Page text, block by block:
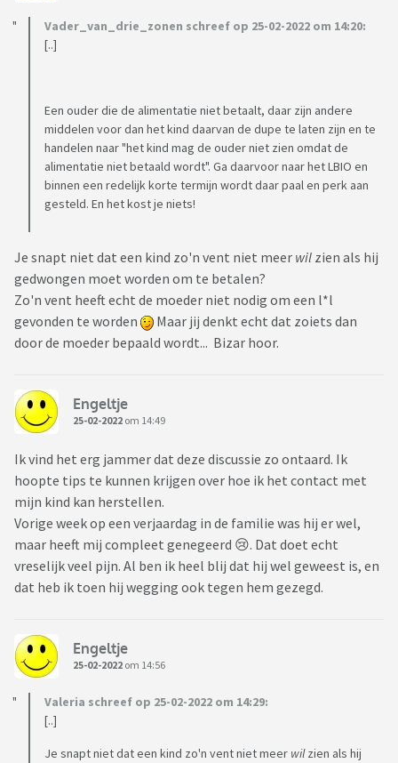
Vader_van_drie_zonen schreef op 25-02-2022 om 14:20:
[..]
Een ouder die de alimentatie niet betaalt, daar zijn andere
middelen voor dan het kind daarvan de dupe te laten zijn en te
handelen naar "het kind mag de ouder niet zien omdat de
alimentatie niet betaald wordt". Ga daarvoor naar het LBIO en
binnen een redelijk korte termijn wordt daar paal en perk aan
gesteld. En het kost je niets!
Je snapt niet dat een kind zo'n vent niet meer wil zien als hij
gedwongen moet worden om te betalen?
Zo'n vent heeft echt de moeder niet nodig om een l*l
gevonden te worden
Maar jij denkt echt dat zoiets dan
door de moeder bepaald wordt... Bizar hoor.
Engeltje
25-02-2022 om 14:49
Ik vind het erg jammer dat deze discussie zo ontaard. Ik
hoopte tips te kunnen krijgen over hoe ik het contact met
mijn kind kan herstellen.
Vorige week op een verjaardag in de familie was hij er wel,
maar heeft mij compleet genegeerd 😢. Dat doet echt
vreselijk veel pijn. Al ben ik heel blij dat hij wel geweest is, en
dat heb ik toen hij wegging ook tegen hem gezegd.
Engeltje
25-02-2022 om 14:56
Valeria schreef op 25-02-2022 om 14:29:
[..]
Je snapt niet dat een kind zo'n vent niet meer wilzien als hij